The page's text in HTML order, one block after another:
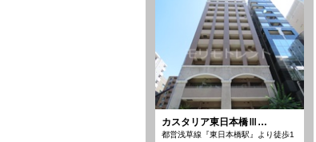
カスタリア東日本橋Ⅲ…
都営浅草線『東日本橋駅』より徒歩1